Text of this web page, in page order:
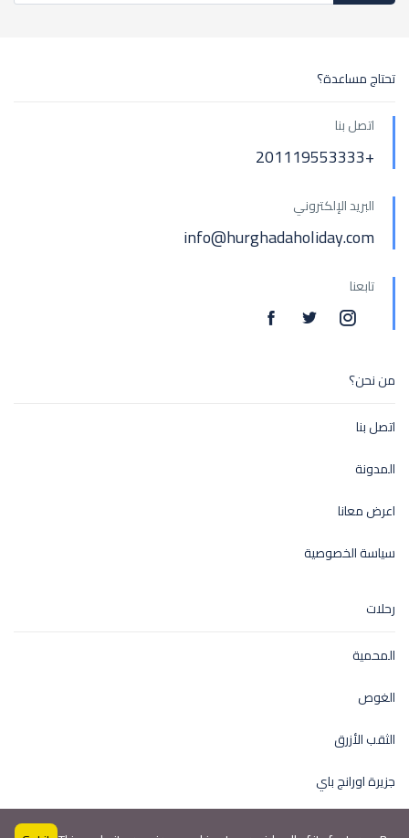
تحتاج مساعدة؟
اتصل بنا
+201119553333
البريد الإلكتروني
info@hurghadaholiday.com
تابعنا
من نحن؟
اتصل بنا
المدونة
اعرض معانا
سياسة الخصوصية
رحلات
المحمية
الغوص
الثقب الأزرق
جزيرة اورانج باي